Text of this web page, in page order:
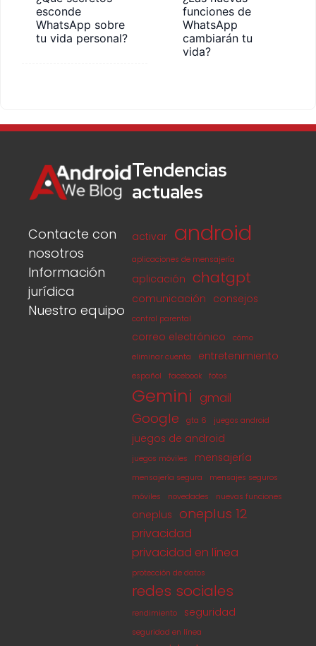
esconde
WhatsApp sobre
tu vida personal?
funciones de
WhatsApp
cambiarán tu
vida?
Contacte con
nosotros
Información
jurídica
Nuestro equipo
Tendencias
actuales
activar android
aplicaciones de mensajería
aplicación chatgpt
comunicación consejos
control parental
correo electrónico
cómo
eliminar cuenta
entretenimiento
español facebook fotos
Gemini gmail
Google gta 6 juegos android
juegos de android
juegos móviles mensajería
mensajería segura
mensajes seguros
móviles
novedades nuevas funciones
oneplus oneplus 12
privacidad
privacidad en línea
protección de datos
redes sociales
rendimiento seguridad
seguridad en línea